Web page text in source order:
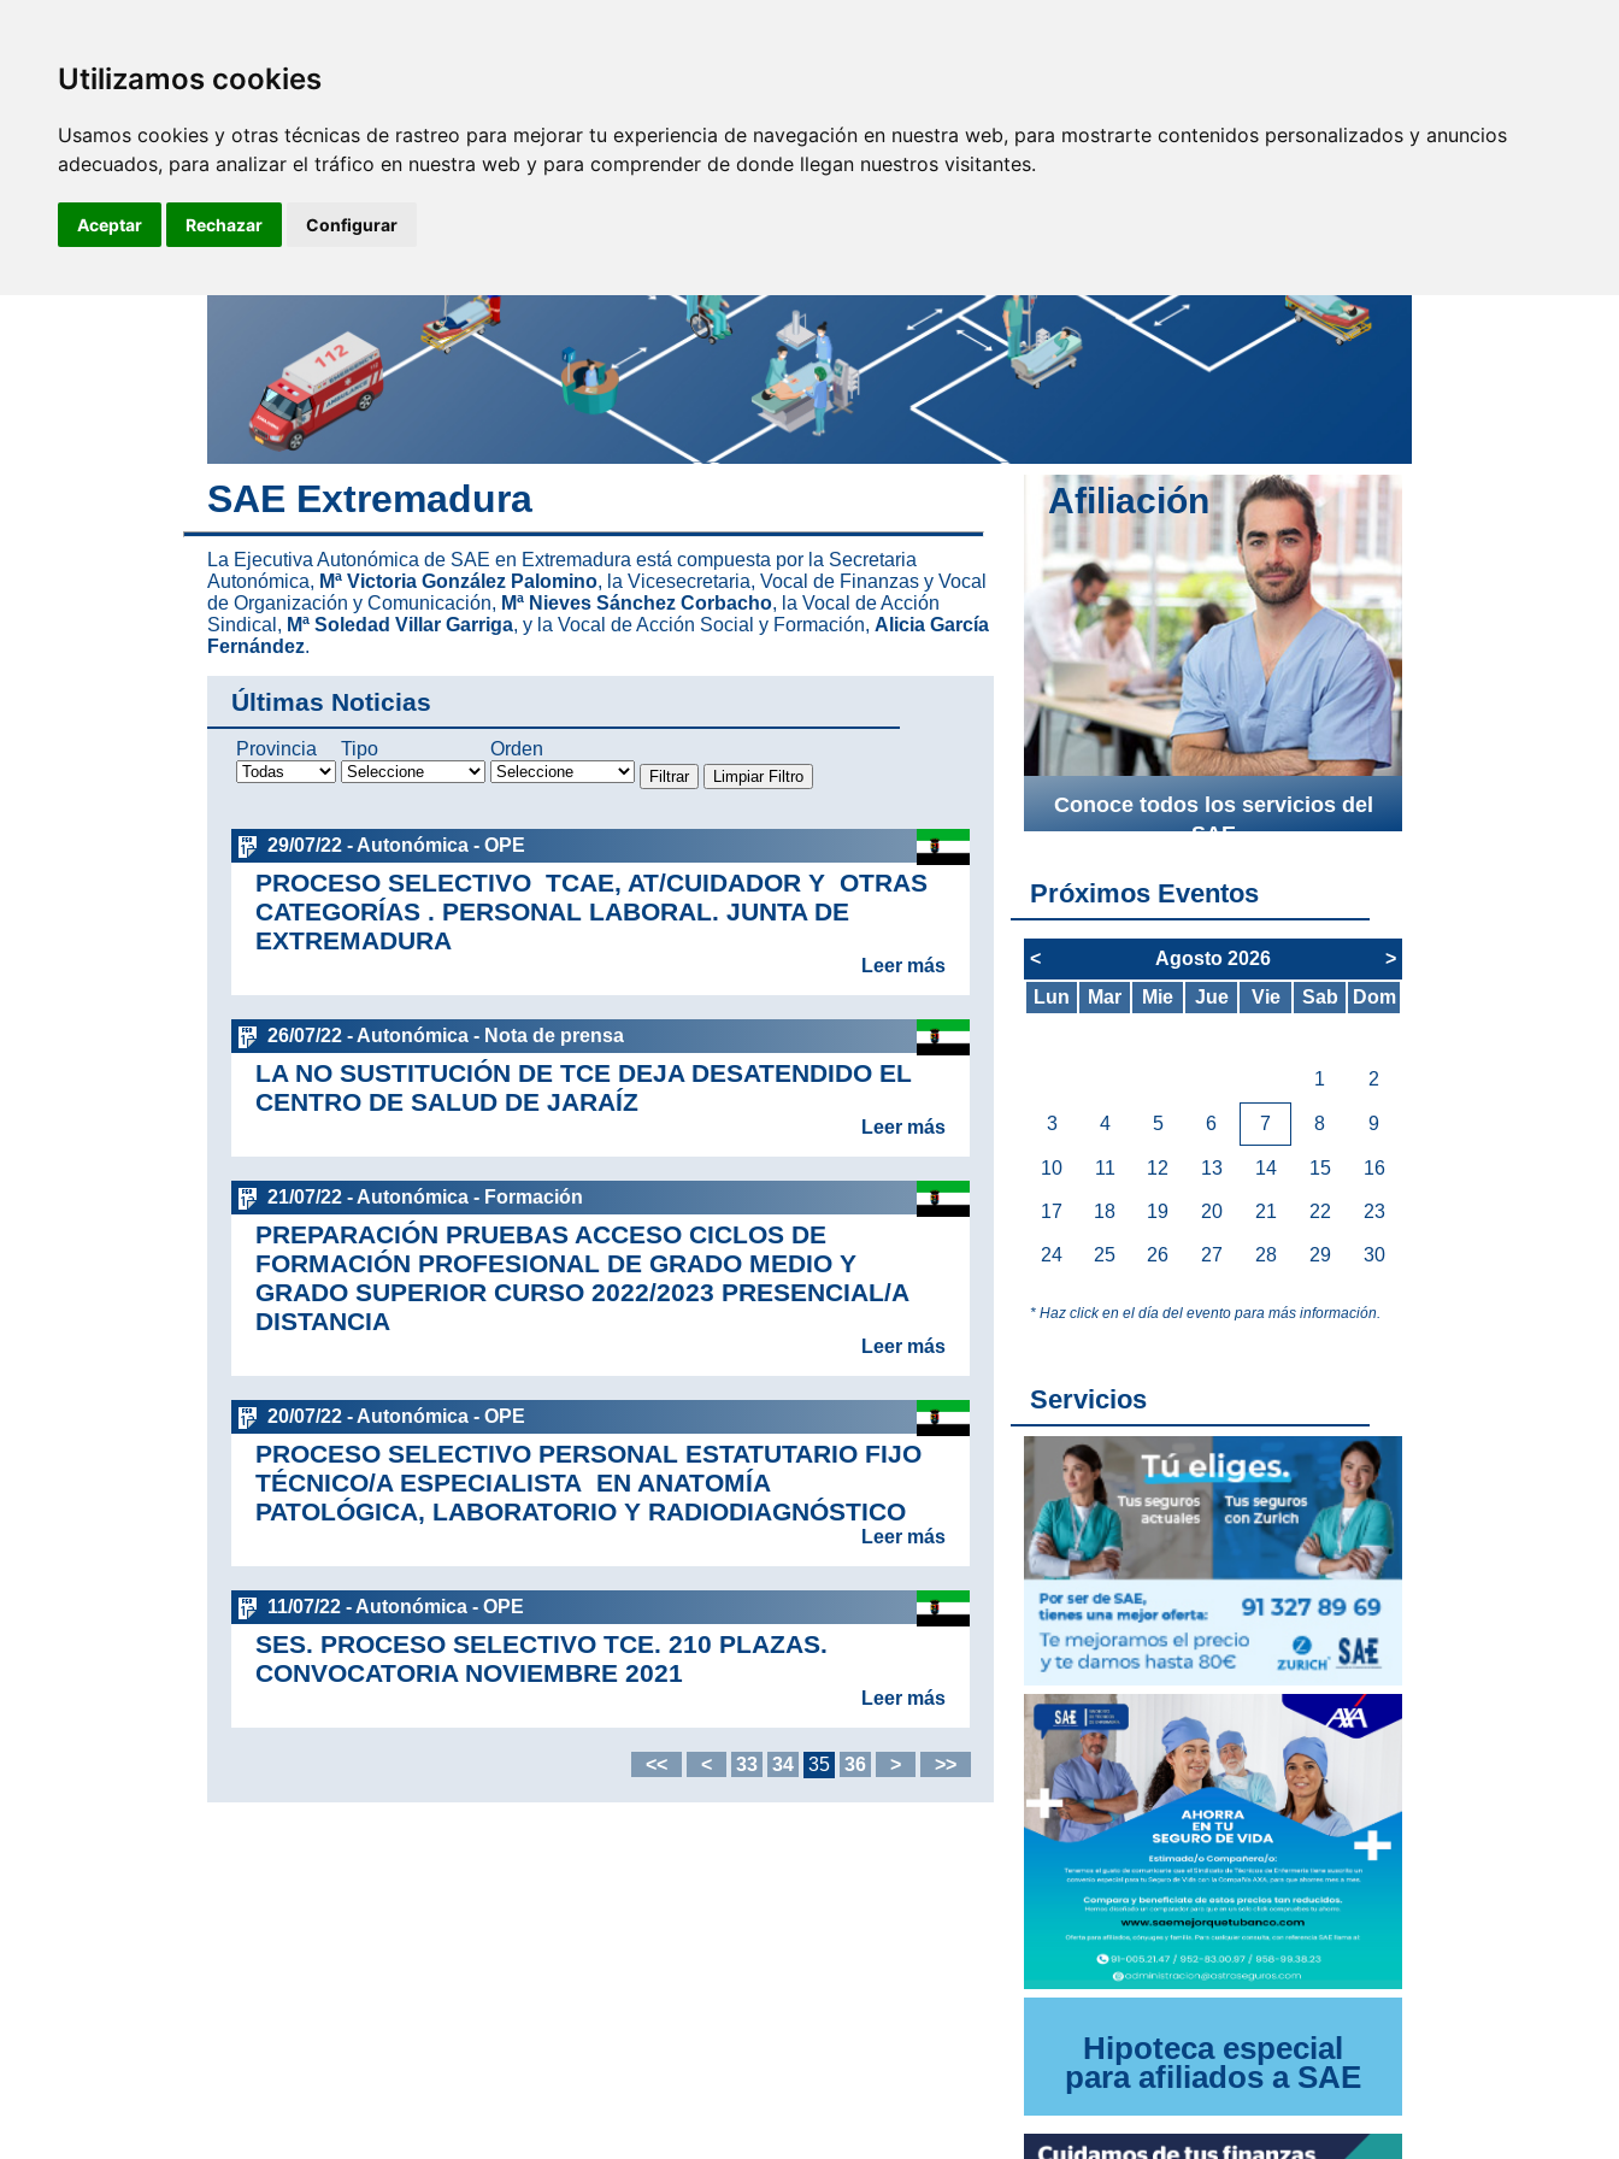
Utilizamos cookies
Usamos cookies y otras técnicas de rastreo para mejorar tu experiencia de navegación en nuestra web, para mostrarte contenidos personalizados y anuncios
adecuados, para analizar el tráfico en nuestra web y para comprender de donde llegan nuestros visitantes.
Aceptar Rechazar Configurar
haciendo futuro
SAE Extremadura
La Ejecutiva Autonómica de SAE en Extremadura está compuesta por la Secretaria
Autonómica, Mª Victoria González Palomino, la Vicesecretaria, Vocal de Finanzas y Vocal
de Organización y Comunicación, Mª Nieves Sánchez Corbacho, la Vocal de Acción
Sindical, Mª Soledad Villar Garriga, y la Vocal de Acción Social y Formación, Alicia García
Fernández.
Últimas Noticias
Provincia Tipo Orden
29/07/22 - Autonómica - OPE
PROCESO SELECTIVO TCAE, AT/CUIDADOR Y OTRAS
CATEGORÍAS . PERSONAL LABORAL. JUNTA DE
EXTREMADURA
Leer más
26/07/22 - Autonómica - Nota de prensa
LA NO SUSTITUCIÓN DE TCE DEJA DESATENDIDO EL
CENTRO DE SALUD DE JARAÍZ
Leer más
21/07/22 - Autonómica - Formación
PREPARACIÓN PRUEBAS ACCESO CICLOS DE
FORMACIÓN PROFESIONAL DE GRADO MEDIO Y
GRADO SUPERIOR CURSO 2022/2023 PRESENCIAL/A
DISTANCIA
Leer más
20/07/22 - Autonómica - OPE
PROCESO SELECTIVO PERSONAL ESTATUTARIO FIJO
TÉCNICO/A ESPECIALISTA EN ANATOMÍA
PATOLÓGICA, LABORATORIO Y RADIODIAGNÓSTICO
Leer más
11/07/22 - Autonómica - OPE
SES. PROCESO SELECTIVO TCE. 210 PLAZAS.
CONVOCATORIA NOVIEMBRE 2021
Leer más
<< < 33 34 35 36 > >>
Afiliación
Conoce todos los servicios del
SAE
Próximos Eventos
< Agosto 2026
>
Lun
Mar Mie Jue Vie Sab Dom
1 2
3 4 5 6 7 8 9
10 11 12 13 14 15 16
17 18 19 20 21 22 23
24 25 26 27 28 29 30
* Haz click en el día del evento para más información.
Servicios
Hipoteca especial
para afiliados a SAE